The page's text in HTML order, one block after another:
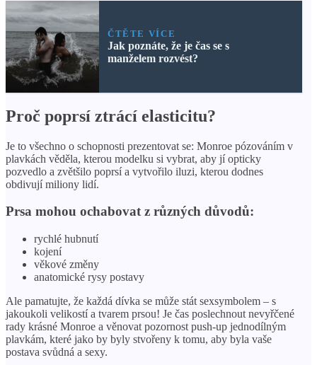
ČTĚTE VÍCE
Jak poznáte, že je čas se s
manželem rozvést?
Proč poprsí ztrácí elasticitu?
Je to všechno o schopnosti prezentovat se: Monroe pózováním v
plavkách věděla, kterou modelku si vybrat, aby jí opticky
pozvedlo a zvětšilo poprsí a vytvořilo iluzi, kterou dodnes
obdivují miliony lidí.
Prsa mohou ochabovat z různých důvodů:
rychlé hubnutí
kojení
věkové změny
anatomické rysy postavy
Ale pamatujte, že každá dívka se může stát sexsymbolem – s
jakoukoli velikostí a tvarem prsou! Je čas poslechnout nevyřčené
rady krásné Monroe a věnovat pozornost push-up jednodílným
plavkám, které jako by byly stvořeny k tomu, aby byla vaše
postava svůdná a sexy.